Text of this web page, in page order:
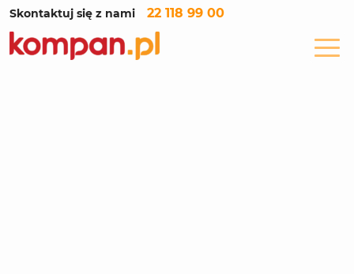
Skontaktuj się z nami 22 118 99 00